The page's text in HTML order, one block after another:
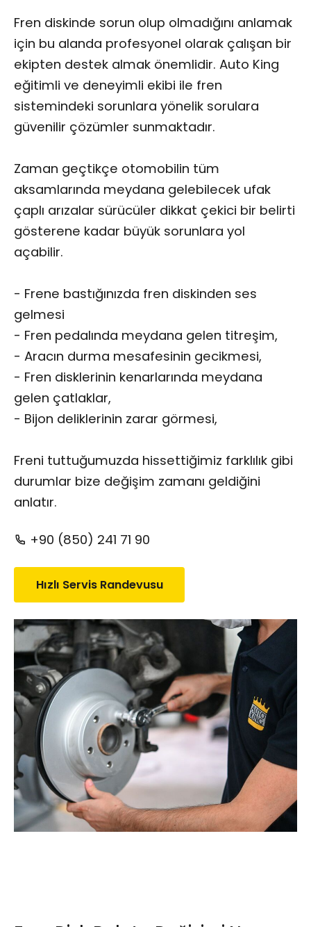
Fren diskinde sorun olup olmadığını anlamak
için bu alanda profesyonel olarak çalışan bir
ekipten destek almak önemlidir. Auto King
eğitimli ve deneyimli ekibi ile fren
sistemindeki sorunlara yönelik sorulara
güvenilir çözümler sunmaktadır.
Zaman geçtikçe otomobilin tüm
aksamlarında meydana gelebilecek ufak
çaplı arızalar sürücüler dikkat çekici bir belirti
gösterene kadar büyük sorunlara yol
açabilir.
- Frene bastığınızda fren diskinden ses
gelmesi
- Fren pedalında meydana gelen titreşim,
- Aracın durma mesafesinin gecikmesi,
- Fren disklerinin kenarlarında meydana
gelen çatlaklar,
- Bijon deliklerinin zarar görmesi,
Freni tuttuğumuzda hissettiğimiz farklılık gibi
durumlar bize değişim zamanı geldiğini
anlatır.
+90 (850) 241 71 90
Hızlı Servis Randevusu